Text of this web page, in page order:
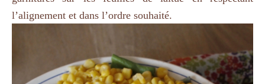
l’alignement et dans l’ordre souhaité.